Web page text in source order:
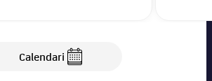
CalendariCalendari